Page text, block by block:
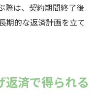
際は、契約期間終了後
期的な返済計画を立て
返済で得られる